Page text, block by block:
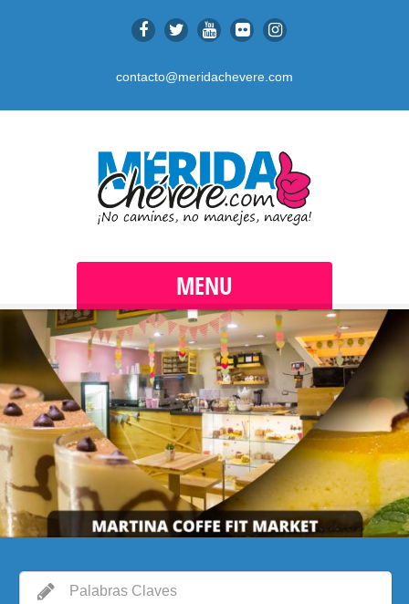
contacto@meridachevere.com
MENU